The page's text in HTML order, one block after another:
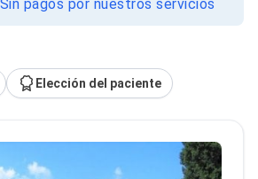
pagos por nuestros servicios
Elección del paciente